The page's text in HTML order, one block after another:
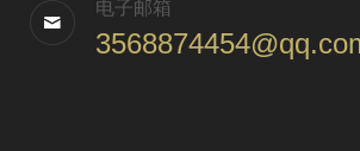
电子邮箱